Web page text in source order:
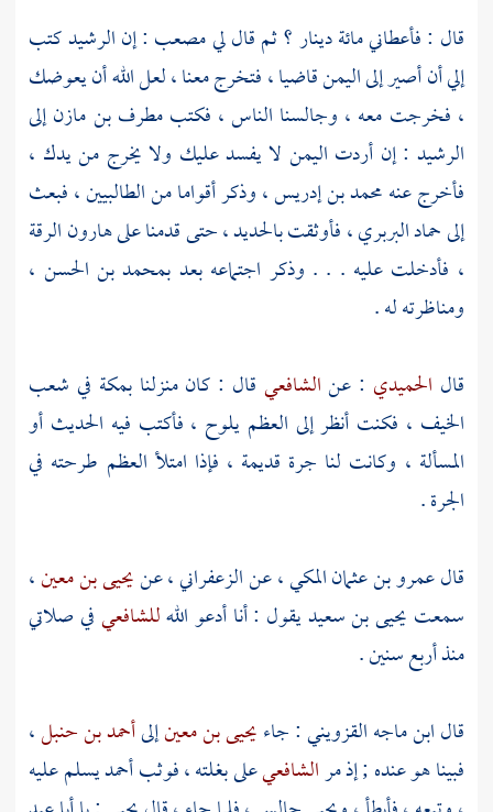
قال : فأعطاني مائة دينار ؟ ثم قال ليمصعب : إنالرشيدكتب
إلي أن أصير إلىاليمنقاضيا ، فتخرج معنا ، لعل الله أن يعوضك
، فخرجت معه ، وجالسنا الناس ، فكتبمطرف بن مازنإلى
الرشيد : إن أردت اليمن لا يفسد عليك ولا يخرج من يدك ،
فأخرج عنهمحمد بن إدريس، وذكر أقواما من الطالبيين ، فبعث
إلىحماد البربري، فأوثقت بالحديد ، حتى قدمنا علىهارونالرقة
، فأدخلت عليه . . . وذكر اجتماعه بعد بمحمد بن الحسن ،
ومناظرته له .
قال الحميدي : عنالشافعي قال : كان منزلنابمكة في شعب
الخيف ، فكنت أنظر إلى العظم يلوح ، فأكتب فيه الحديث أو
المسألة ، وكانت لنا جرة قديمة ، فإذا امتلأ العظم طرحته في
الجرة .
قالعمرو بن عثمان المكي، عنالزعفراني، عنيحيى بن معين،
سمعت يحيى بن سعيديقول : أنا أدعو اللهللشافعيفي صلاتي
منذ أربع سنين .
قالابن ماجه القزويني: جاءيحيى بن معينإلىأحمد بن حنبل،
فبينا هو عنده ; إذ مرالشافعيعلى بغلته ، فوثبأحمديسلم عليه